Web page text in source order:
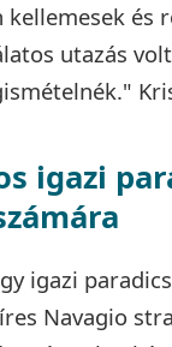
és
utazás
igazi
igazi
Navagio